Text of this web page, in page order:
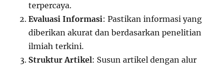
terpercaya.
Evaluasi Informasi: Pastikan informasi yang
diberikan akurat dan berdasarkan penelitian
ilmiah terkini.
Struktur Artikel: Susun artikel dengan alur